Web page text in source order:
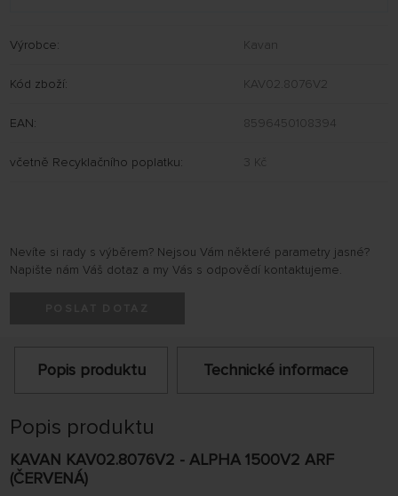
Výrobce: Kavan
Kód zboží: KAV02.8076V2
EAN: 8596450108394
včetně Recyklačního poplatku: 3 Kč
Nevíte si rady s výběrem? Nejsou Vám některé parametry jasné?
Napište nám Váš dotaz a my Vás s odpovědí kontaktujeme.
Popis produktu Technické informace
Popis produktu
KAVAN KAV02.8076V2 - ALPHA 1500V2 ARF
(ČERVENÁ)